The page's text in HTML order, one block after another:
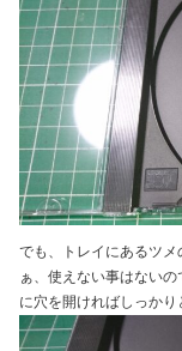
でも、トレイにあるツ
ぁ、使えない事はない
に穴を開ければしっかり